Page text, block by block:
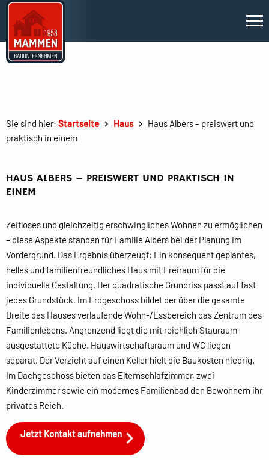
Sie sind hier: Startseite Haus
Haus Albers – preiswert und
praktisch in einem
HAUS ALBERS – PREISWERT UND PRAKTISCH IN
EINEM
Zeitloses und gleichzeitig erschwingliches Wohnen zu ermöglichen
– diese Aspekte standen für Familie Albers bei der Planung im
Vordergrund. Das Ergebnis überzeugt: Ein konsequent geplantes,
helles und familienfreundliches Haus mit Freiraum für die
individuelle Gestaltung. Der quadratische Grundriss passt auf fast
jedes Grundstück. Im Erdgeschoss bildet der über die gesamte
Breite des Hauses verlaufende Wohn-/Essbereich das Zentrum des
Familienlebens. Angrenzend liegt die mit reichlich Stauraum
ausgestattete Küche. Hauswirtschaftsraum und WC liegen
separat. Der Verzicht auf einen Keller hielt die Baukosten niedrig.
Im Dachgeschoss bieten das Elternschlafzimmer, zwei
Kinderzimmer sowie ein modernes Familienbad den Bewohnern ihr
privates Reich.
Jetzt Kontakt aufnehmen